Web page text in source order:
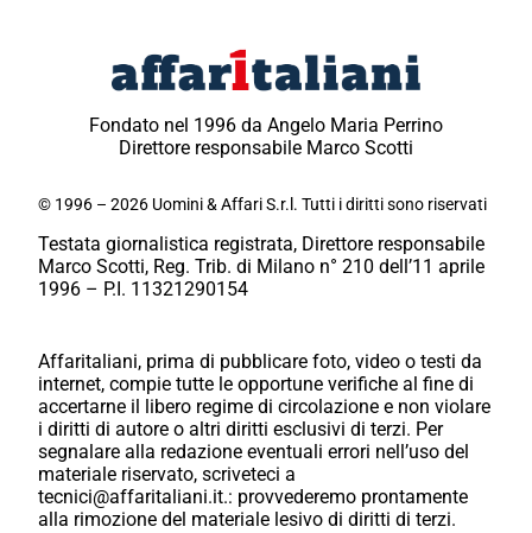
Fondato nel 1996 da Angelo Maria Perrino
Direttore responsabile Marco Scotti
© 1996 – 2026 Uomini & Affari S.r.l. Tutti i diritti sono riservati
Testata giornalistica registrata, Direttore responsabile
Marco Scotti, Reg. Trib. di Milano n° 210 dell’11 aprile
1996 – P.I. 11321290154
Affaritaliani, prima di pubblicare foto, video o testi da
internet, compie tutte le opportune verifiche al fine di
accertarne il libero regime di circolazione e non violare
i diritti di autore o altri diritti esclusivi di terzi. Per
segnalare alla redazione eventuali errori nell’uso del
materiale riservato, scriveteci a
tecnici@affaritaliani.it.: provvederemo prontamente
alla rimozione del materiale lesivo di diritti di terzi.